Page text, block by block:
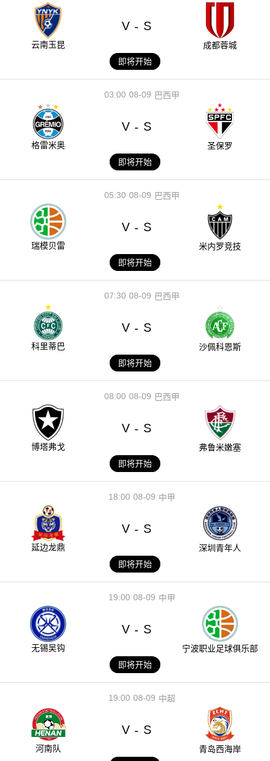
云南玉昆
V - S
成都蓉城
即将开始
08-09
03:00 巴西甲
格雷米奥
V - S
圣保罗
即将开始
08-09
05:30 巴西甲
瑞模贝雷
V - S
米内罗竞技
即将开始
08-09
07:30 巴西甲
科里蒂巴
V - S
沙佩科恩斯
即将开始
08-09
08:00 巴西甲
博塔弗戈
V - S
弗鲁米嫩塞
即将开始
08-09
18:00 中甲
延边龙鼎
V - S
深圳青年人
即将开始
08-09
19:00 中甲
无锡吴钩
V - S
宁波职业足球俱乐部
即将开始
08-09
19:00 中超
河南队
V - S
青岛西海岸